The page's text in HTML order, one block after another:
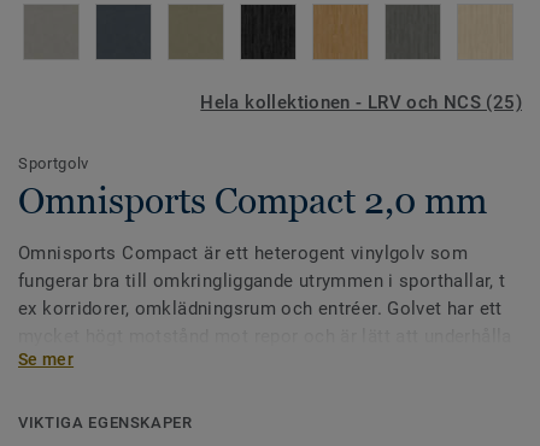
Hela kollektionen - LRV och NCS (25)
Sportgolv
Omnisports Compact 2,0 mm
Omnisports Compact är ett heterogent vinylgolv som
fungerar bra till omkringliggande utrymmen i sporthallar, t
ex korridorer, omklädningsrum och entréer. Golvet har ett
tack vare vår ytbehandling TopClean XP.
Omnisports Compact saknar punktelasticitet och uppfyller
Se mer
VIKTIGA EGENSKAPER